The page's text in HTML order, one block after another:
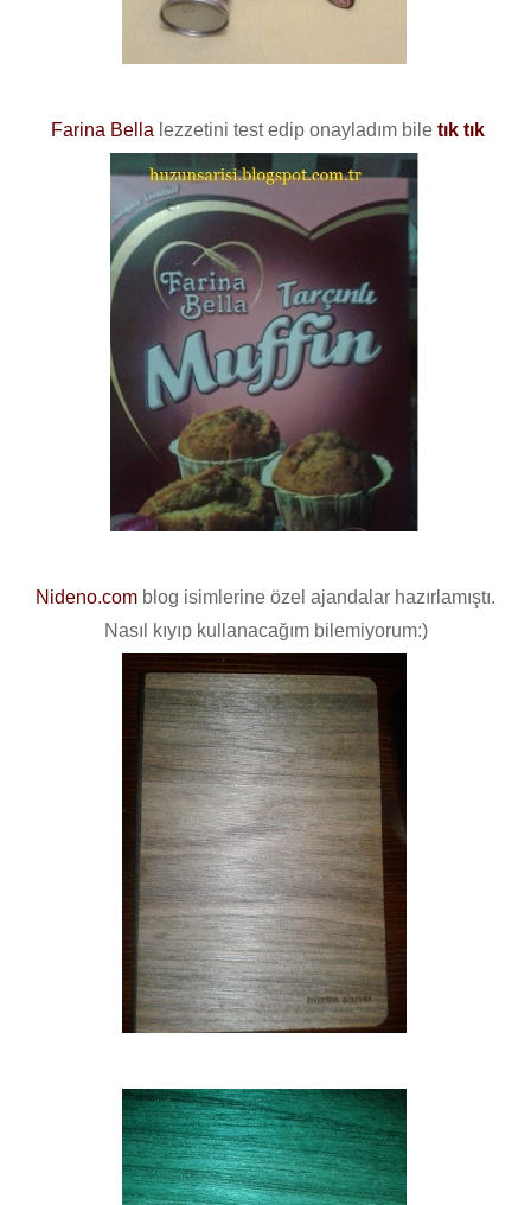
Farina Bella lezzetini test edip onayladım bile tık tık
Nideno.com blog isimlerine özel ajandalar hazırlamıştı.
Nasıl kıyıp kullanacağım bilemiyorum:)